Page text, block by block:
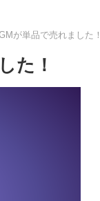
が単品で売れました！
た！